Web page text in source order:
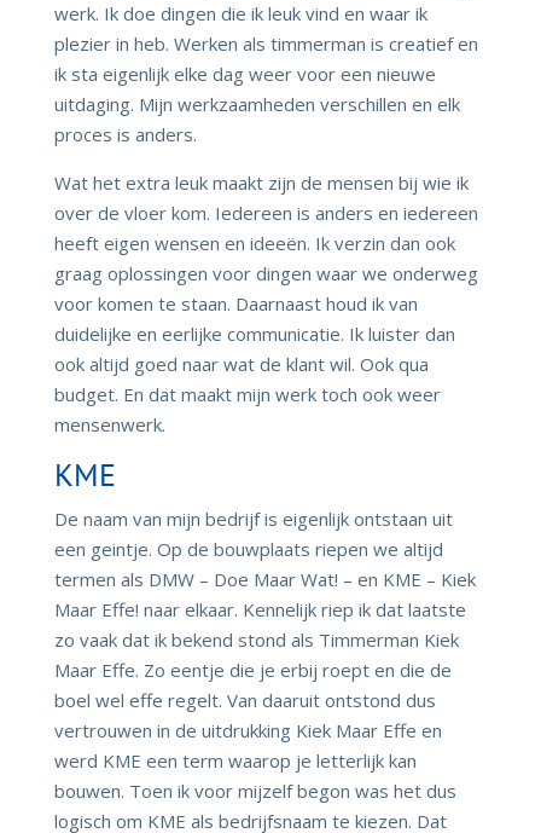
werk. Ik doe dingen die ik leuk vind en waar ik
plezier in heb. Werken als timmerman is creatief en
ik sta eigenlijk elke dag weer voor een nieuwe
uitdaging. Mijn werkzaamheden verschillen en elk
proces is anders.
Wat het extra leuk maakt zijn de mensen bij wie ik
over de vloer kom. Iedereen is anders en iedereen
heeft eigen wensen en ideeën. Ik verzin dan ook
graag oplossingen voor dingen waar we onderweg
voor komen te staan. Daarnaast houd ik van
duidelijke en eerlijke communicatie. Ik luister dan
ook altijd goed naar wat de klant wil. Ook qua
budget. En dat maakt mijn werk toch ook weer
mensenwerk.
KME
De naam van mijn bedrijf is eigenlijk ontstaan uit
een geintje. Op de bouwplaats riepen we altijd
termen als DMW – Doe Maar Wat! – en KME – Kiek
Maar Effe! naar elkaar. Kennelijk riep ik dat laatste
zo vaak dat ik bekend stond als Timmerman Kiek
Maar Effe. Zo eentje die je erbij roept en die de
boel wel effe regelt. Van daaruit ontstond dus
vertrouwen in de uitdrukking Kiek Maar Effe en
werd KME een term waarop je letterlijk kan
bouwen. Toen ik voor mijzelf begon was het dus
logisch om KME als bedrijfsnaam te kiezen. Dat